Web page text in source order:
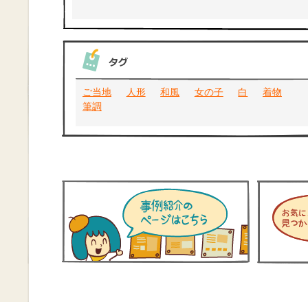
ご当地 人形 和風 女の子 白
着物
筆調